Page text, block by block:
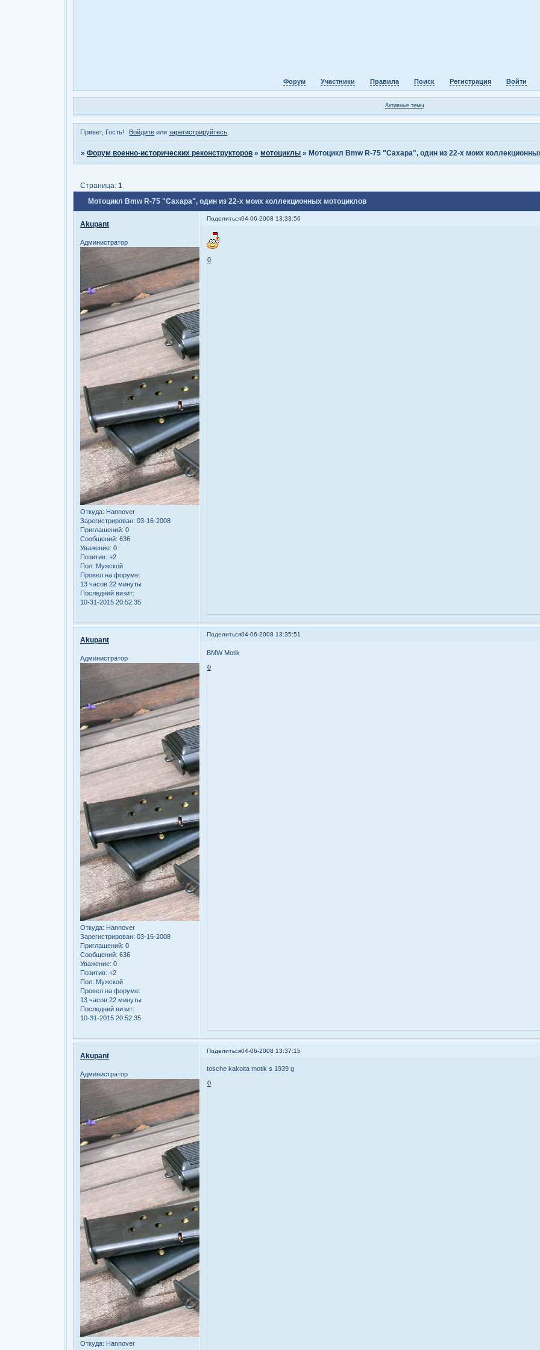
Форум Участники Правила Поиск Регистрация Войти
Активные темы
Привет, Гость! Войдите илизарегистрируйтесь.
»Форум военно-исторических реконструкторов »мотоциклы »Мотоцикл Bmw R-75 "Сахара", один из 22-х моих
Мотоцикл Bmw R-75 "Сахара", один из 22-х моих коллекционных мотоциклов
Страница:1
Поделиться04-06-2008 13:33:56
Akupant
Администратор
Откуда: Hannover
Зарегистрирован: 03-16-2008
Приглашений: 0
Сообщений: 636
Уважение: 0
Позитив: +2
Пол: Мужской
Провел на форуме:
13 часов 22 минуты
Последний визит:
10-31-2015 20:52:35
0
Поделиться04-06-2008 13:35:51
Akupant
Администратор
Откуда: Hannover
Зарегистрирован: 03-16-2008
Приглашений: 0
Сообщений: 636
Уважение: 0
Позитив: +2
Пол: Мужской
Провел на форуме:
13 часов 22 минуты
Последний визит:
10-31-2015 20:52:35
BMW Motik
0
Поделиться04-06-2008 13:37:15
Akupant
Администратор
Откуда: Hannover
tosche kakoita motik s 1939 g
0